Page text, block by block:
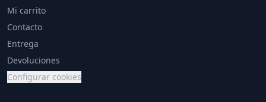
Mi carrito
Contacto
Entrega
Devoluciones
Configurar cookies